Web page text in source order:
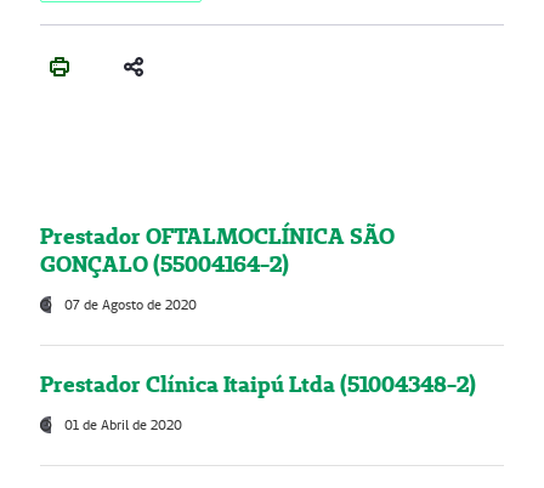
Prestador OFTALMOCLÍNICA SÃO
GONÇALO (55004164-2)
07 de Agosto de 2020
Prestador Clínica Itaipú Ltda (51004348-2)
01 de Abril de 2020